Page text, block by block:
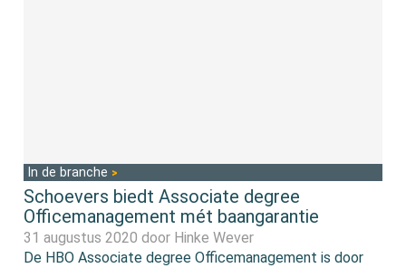
In de branche
Schoevers biedt Associate degree
Officemanagement mét baangarantie
31 augustus 2020 door Hinke Wever
De HBO Associate degree Officemanagement is door